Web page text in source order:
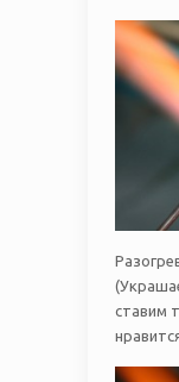
ставим